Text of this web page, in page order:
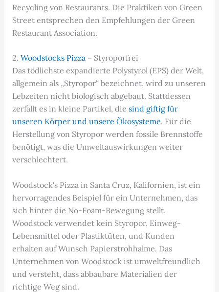
Recycling von Restaurants. Die Praktiken von Green
Street entsprechen den Empfehlungen der Green
Restaurant Association.
2. Woodstocks Pizza– Styroporfrei
Das tödlichste expandierte Polystyrol (EPS) der Welt,
allgemein als „Styropor“ bezeichnet, wird zu unseren
Lebzeiten nicht biologisch abgebaut. Stattdessen
zerfällt es in kleine Partikel, die sind giftig für
unseren Körper und unsere Ökosysteme. Für die
Herstellung von Styropor werden fossile Brennstoffe
benötigt, was die Umweltauswirkungen weiter
verschlechtert.
Woodstock's Pizza in Santa Cruz, Kalifornien, ist ein
hervorragendes Beispiel für ein Unternehmen, das
sich hinter die No-Foam-Bewegung stellt.
Woodstock verwendet kein Styropor, Einweg-
Lebensmittel oder Plastiktüten, und Kunden
erhalten auf Wunsch Papierstrohhalme. Das
Unternehmen von Woodstock ist umweltfreundlich
und versteht, dass abbaubare Materialien der
richtige Weg sind.